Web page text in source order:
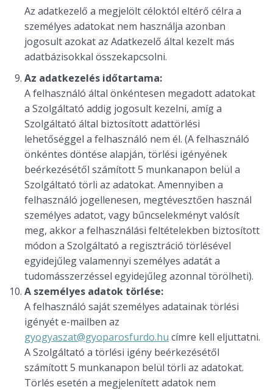
Az adatkezelő a megjelölt céloktól eltérő célra a
személyes adatokat nem használja azonban
jogosult azokat az Adatkezelő által kezelt más
adatbázisokkal összekapcsolni.
Az adatkezelés időtartama:
A felhasználó által önkéntesen megadott adatokat
a Szolgáltató addig jogosult kezelni, amíg a
Szolgáltató által biztosított adattörlési
lehetőséggel a felhasználó nem él. (A felhasználó
önkéntes döntése alapján, törlési igényének
beérkezésétől számított 5 munkanapon belül a
Szolgáltató törli az adatokat. Amennyiben a
felhasználó jogellenesen, megtévesztően használ
személyes adatot, vagy bűncselekményt valósít
meg, akkor a felhasználási feltételekben biztosított
módon a Szolgáltató a regisztráció törlésével
egyidejűleg valamennyi személyes adatát a
tudomásszerzéssel egyidejűleg azonnal törölheti).
A személyes adatok törlése:
A felhasználó saját személyes adatainak törlési
igényét e-mailben az
gyogyaszat@gyoparosfurdo.hu címre kell eljuttatni.
A Szolgáltató a törlési igény beérkezésétől
számított 5 munkanapon belül törli az adatokat.
Törlés esetén a megjelenített adatok nem